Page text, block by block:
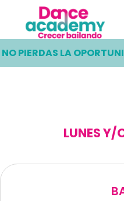
contenido
NO PIERDAS LA
LUNES Y/